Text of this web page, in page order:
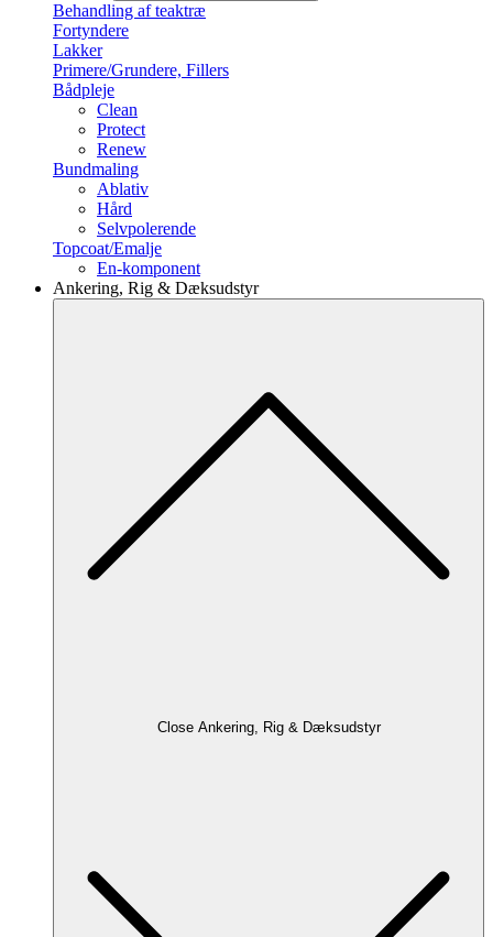
Behandling af teaktræ
Fortyndere
Lakker
Primere/Grundere, Fillers
Bådpleje
Clean
Protect
Renew
Bundmaling
Ablativ
Hård
Selvpolerende
Topcoat/Emalje
En-komponent
Ankering, Rig & Dæksudstyr
Close Ankering, Rig & Dæksudstyr